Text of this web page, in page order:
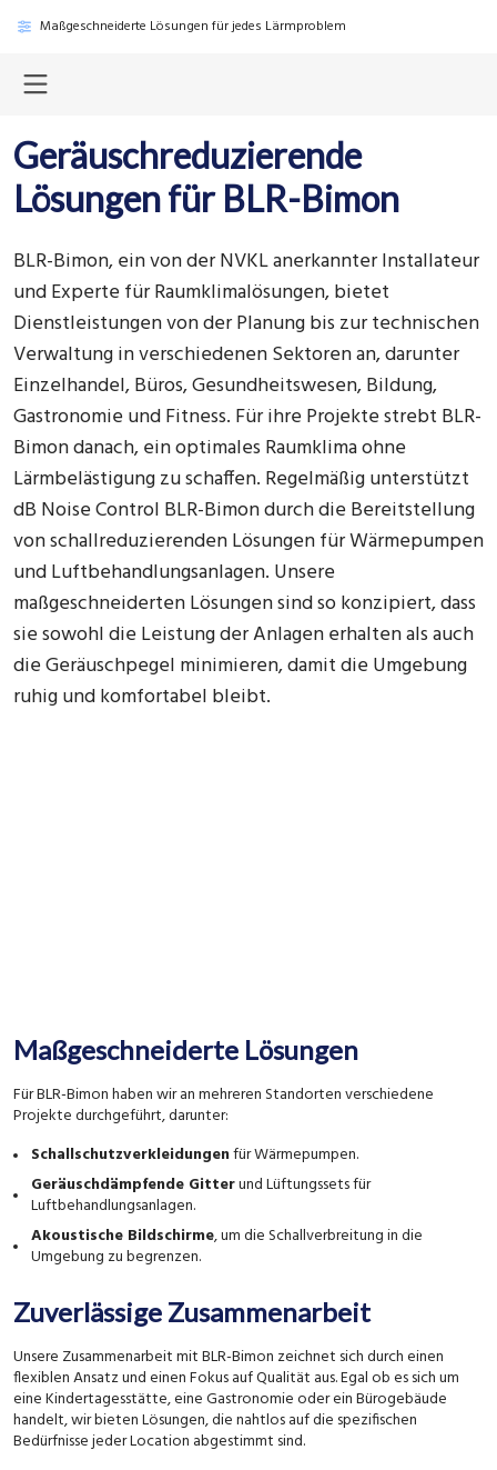
Maßgeschneiderte Lösungen für jedes Lärmproblem
Geräuschreduzierende
Lösungen für BLR-Bimon
BLR-Bimon, ein von der NVKL anerkannter Installateur
und Experte für Raumklimalösungen, bietet
Dienstleistungen von der Planung bis zur technischen
Verwaltung in verschiedenen Sektoren an, darunter
Einzelhandel, Büros, Gesundheitswesen, Bildung,
Gastronomie und Fitness. Für ihre Projekte strebt BLR-
Bimon danach, ein optimales Raumklima ohne
Lärmbelästigung zu schaffen. Regelmäßig unterstützt
dB Noise Control BLR-Bimon durch die Bereitstellung
von schallreduzierenden Lösungen für Wärmepumpen
und Luftbehandlungsanlagen. Unsere
maßgeschneiderten Lösungen sind so konzipiert, dass
sie sowohl die Leistung der Anlagen erhalten als auch
die Geräuschpegel minimieren, damit die Umgebung
ruhig und komfortabel bleibt.
Maßgeschneiderte Lösungen
Für BLR-Bimon haben wir an mehreren Standorten verschiedene
Projekte durchgeführt, darunter:
Schallschutzverkleidungenfür Wärmepumpen.
Geräuschdämpfende Gitterund Lüftungssets für
Luftbehandlungsanlagen.
Akoustische Bildschirme, um die Schallverbreitung in die
Umgebung zu begrenzen.
Zuverlässige Zusammenarbeit
Unsere Zusammenarbeit mit BLR-Bimon zeichnet sich durch einen
flexiblen Ansatz und einen Fokus auf Qualität aus. Egal ob es sich um
eine Kindertagesstätte, eine Gastronomie oder ein Bürogebäude
handelt, wir bieten Lösungen, die nahtlos auf die spezifischen
Bedürfnisse jeder Location abgestimmt sind.